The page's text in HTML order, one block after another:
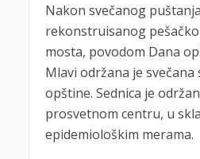
Nakon svečanog
rekonstruisanog
mosta, povodom Dana
Mlavi održana je svečana
opštine. Sednica je
prosvetnom centru, u
epidemiološkim merama.